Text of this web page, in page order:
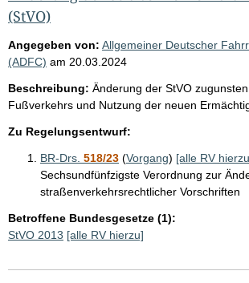
(StVO)
Angegeben von: Allgemeiner Deutscher
(ADFC) am 20.03.2024
Beschreibung: Änderung der StVO
Fußverkehrs und Nutzung der neuen
Zu Regelungsentwurf:
BR-Drs. 518/23 (Vorgang) [alle RV
Sechsundfünfzigste Verordnung zur
straßenverkehrsrechtlicher Vorschriften
Betroffene Bundesgesetze (1):
StVO 2013 [alle RV hierzu]